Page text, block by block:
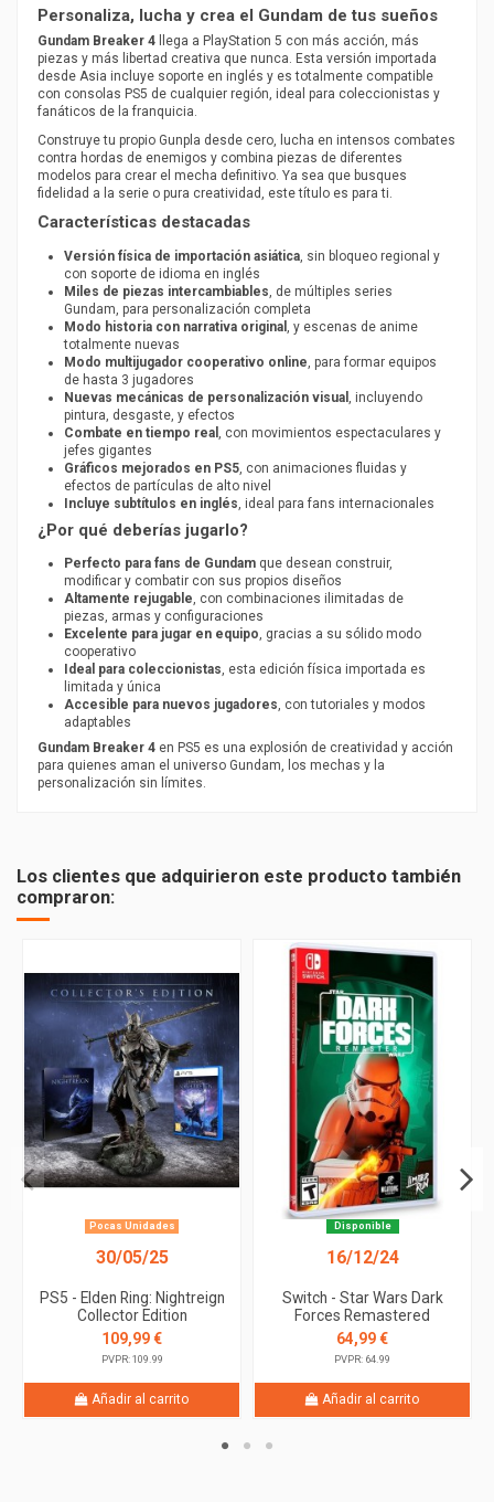
Personaliza, lucha y crea el Gundam de tus sueños
Gundam Breaker 4 llega a PlayStation 5 con más acción, más
piezas y más libertad creativa que nunca. Esta versión importada
desde Asia incluye soporte en inglés y es totalmente compatible
con consolas PS5 de cualquier región, ideal para coleccionistas y
fanáticos de la franquicia.
Construye tu propio Gunpla desde cero, lucha en intensos combates
contra hordas de enemigos y combina piezas de diferentes
modelos para crear el mecha definitivo. Ya sea que busques
fidelidad a la serie o pura creatividad, este título es para ti.
Características destacadas
Versión física de importación asiática , sin bloqueo regional y
con soporte de idioma en inglés
Miles de piezas intercambiables , de múltiples series
Gundam, para personalización completa
Modo historia con narrativa original
, y escenas de anime
totalmente nuevas
Modo multijugador cooperativo online , para formar equipos
de hasta 3 jugadores
Nuevas mecánicas de personalización visual
, incluyendo
pintura, desgaste, y efectos
Combate en tiempo real
, con movimientos espectaculares y
jefes gigantes
Gráficos mejorados en PS5 , con animaciones fluidas y
efectos de partículas de alto nivel
Incluye subtítulos en inglés , ideal para fans internacionales
¿Por qué deberías jugarlo?
Perfecto para fans de Gundam que desean construir,
modificar y combatir con sus propios diseños
Altamente rejugable, con combinaciones ilimitadas de
piezas, armas y configuraciones
Excelente para jugar en equipo, gracias a su sólido modo
cooperativo
Ideal para coleccionistas, esta edición física importada es
limitada y única
Accesible para nuevos jugadores, con tutoriales y modos
adaptables
Gundam Breaker 4 en PS5 es una explosión de creatividad y acción
para quienes aman el universo Gundam, los mechas y la
personalización sin límites.
Los clientes que adquirieron este producto también
compraron:
Pocas Unidades
30/05/25
PS5 - Elden Ring: Nightreign
Collector Edition
109,99 €
PVPR: 109.99
Añadir al carrito
Disponible
16/12/24
Switch - Star Wars Dark
Forces Remastered
64,99 €
PVPR: 64.99
Añadir al carrito